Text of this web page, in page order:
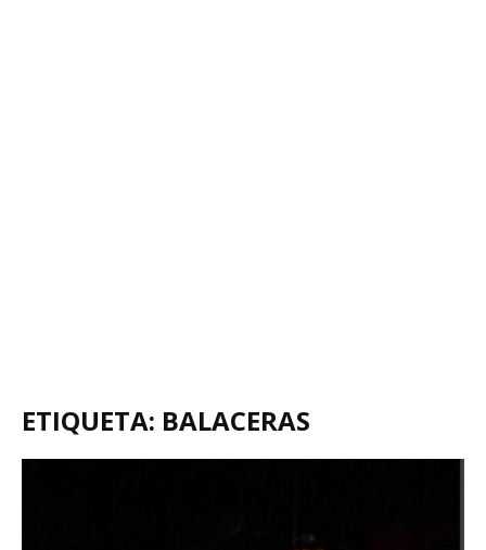
ETIQUETA: BALACERAS